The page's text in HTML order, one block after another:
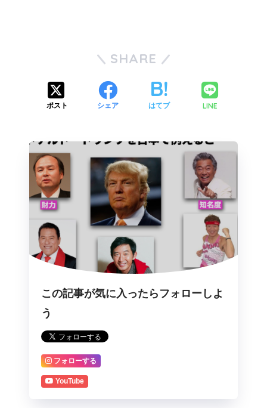
SHARE
ポスト シェア はてブ LINE
この記事が気に入ったらフォローしよ
う
フォローする
YouTube